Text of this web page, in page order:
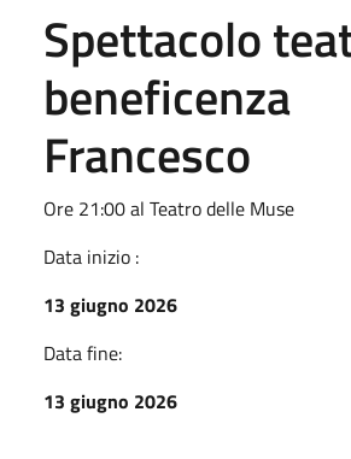
Spettacolo
beneficenza
Francesco
Ore 21:00 al Teatro delle Muse
Data inizio :
13 giugno 2026
Data fine:
13 giugno 2026